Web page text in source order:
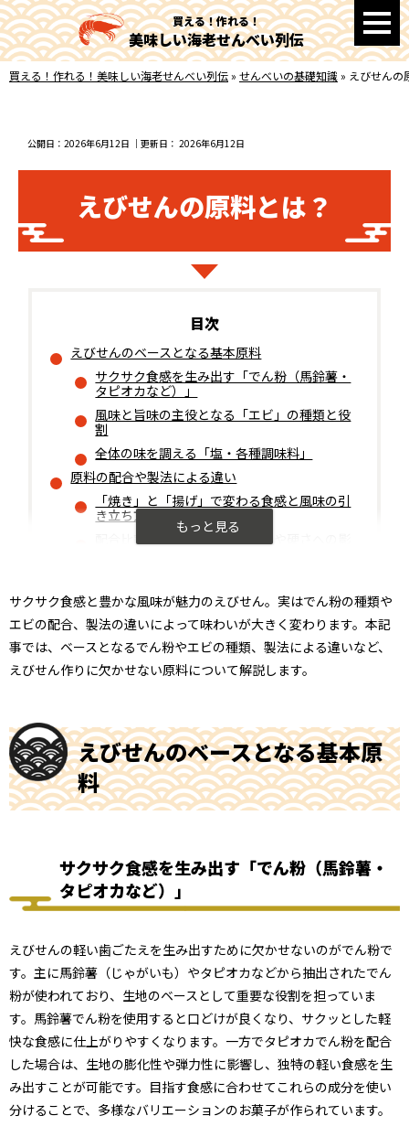
買える！作れる！
美味しい海老せんべい列伝
買える！作れる！美味しい海老せんべい列伝» せんべいの基礎知識» えびせんの
公開日： 2026年6月12日 ｜更新日： 2026年6月12日
えびせんの原料とは？
えびせんのベースとなる基本原料
サクサク食感を生み出す「でん粉（馬鈴薯・
タピオカなど）」
風味と旨味の主役となる「エビ」の種類と役
割
全体の味を調える「塩・各種調味料」
原料の配合や製法による違い
「焼き」と「揚げ」で変わる食感と風味の引
き立ち方
配合比率がもたらす生地の厚みや硬さへの影
主原料の品質と保存状態がもたらす影響
風味のバリエーションを広げる副原料との相
性
原料の知識を深めてえびせんの魅力を再発見しよ
う
サクサク食感と豊かな風味が魅力のえびせん。実はでん粉の種類や
エビの配合、製法の違いによって味わいが大きく変わります。本記
事では、ベースとなるでん粉やエビの種類、製法による違いなど、
えびせん作りに欠かせない原料について解説します。
えびせんのベースとなる基本原
料
サクサク食感を生み出す「でん粉（馬鈴薯・
タピオカなど）」
えびせんの軽い歯ごたえを生み出すために欠かせないのがでん粉で
す。主に馬鈴薯（じゃがいも）やタピオカなどから抽出されたでん
粉が使われており、生地のベースとして重要な役割を担っていま
す。馬鈴薯でん粉を使用すると口どけが良くなり、サクッとした軽
快な食感に仕上がりやすくなります。一方でタピオカでん粉を配合
した場合は、生地の膨化性や弾力性に影響し、独特の軽い食感を生
み出すことが可能です。目指す食感に合わせてこれらの成分を使い
分けることで、多様なバリエーションのお菓子が作られています。